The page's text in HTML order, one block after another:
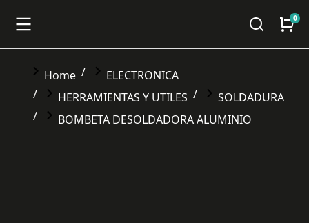
You are here:
Home
ELECTRONICA
HERRAMIENTAS Y UTILES
SOLDADURA
BOMBETA DESOLDADORA ALUMINIO